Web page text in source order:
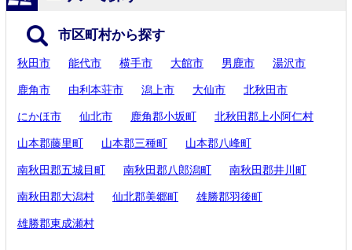
市区町村から探す
秋田市 能代市 横手市 大館市 男鹿市 湯沢市
鹿角市 由利本荘市 潟上市 大仙市 北秋田市
にかほ市 仙北市 鹿角郡小坂町 北秋田郡上小阿仁村
山本郡藤里町 山本郡三種町 山本郡八峰町
南秋田郡五城目町 南秋田郡八郎潟町 南秋田郡井川町
南秋田郡大潟村 仙北郡美郷町 雄勝郡羽後町
雄勝郡東成瀬村